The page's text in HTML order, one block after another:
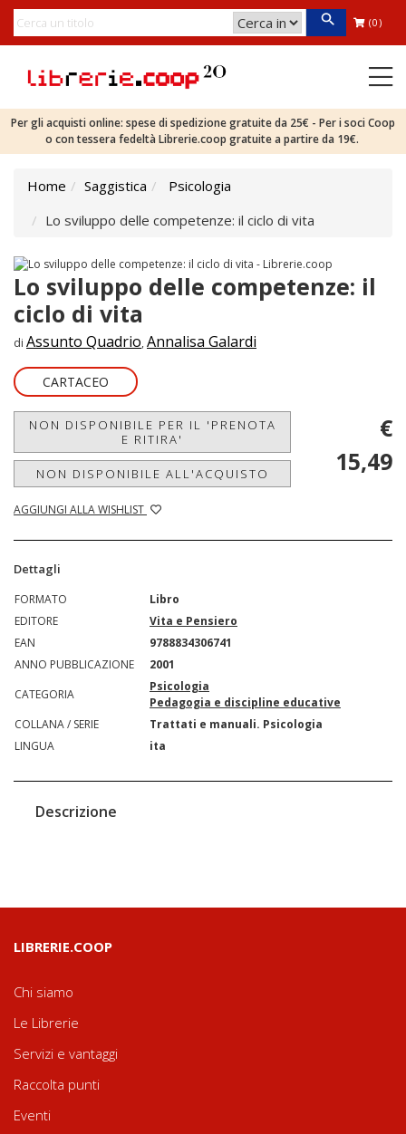
(0)
Per gli acquisti online: spese di spedizione gratuite da 25€ - Per i soci Coop
o con tessera fedeltà Librerie.coop gratuite a partire da 19€.
Home Saggistica
Psicologia
Lo sviluppo delle competenze: il ciclo di vita
Lo sviluppo delle competenze: il
ciclo di vita
di Assunto Quadrio, Annalisa Galardi
CARTACEO
NON DISPONIBILE PER IL 'PRENOTA
E RITIRA'
NON DISPONIBILE ALL'ACQUISTO
AGGIUNGI ALLA WISHLIST
€
15,49
Dettagli
FORMATO
Libro
EDITORE
Vita e Pensiero
EAN
9788834306741
ANNO PUBBLICAZIONE
2001
CATEGORIA
Psicologia
Pedagogia e discipline educative
COLLANA / SERIE
Trattati e manuali. Psicologia
LINGUA
ita
Descrizione
LIBRERIE.COOP
Chi siamo
Le Librerie
Servizi e vantaggi
Raccolta punti
Eventi